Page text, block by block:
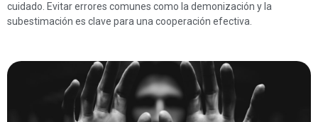
cuidado. Evitar errores comunes como la demonización y la
subestimación es clave para una cooperación efectiva.